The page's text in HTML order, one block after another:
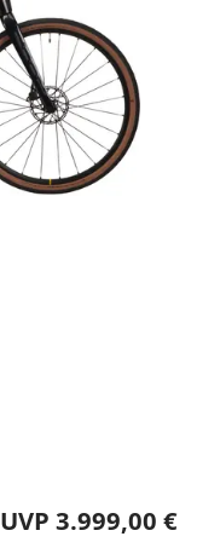
UVP 3.999,00 €